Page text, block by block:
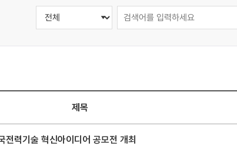
제목
력기술 혁신아이디어 공모전 개최